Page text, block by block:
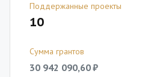
Поддержанные проекты
10
Сумма грантов
30 942 090,60 ₽